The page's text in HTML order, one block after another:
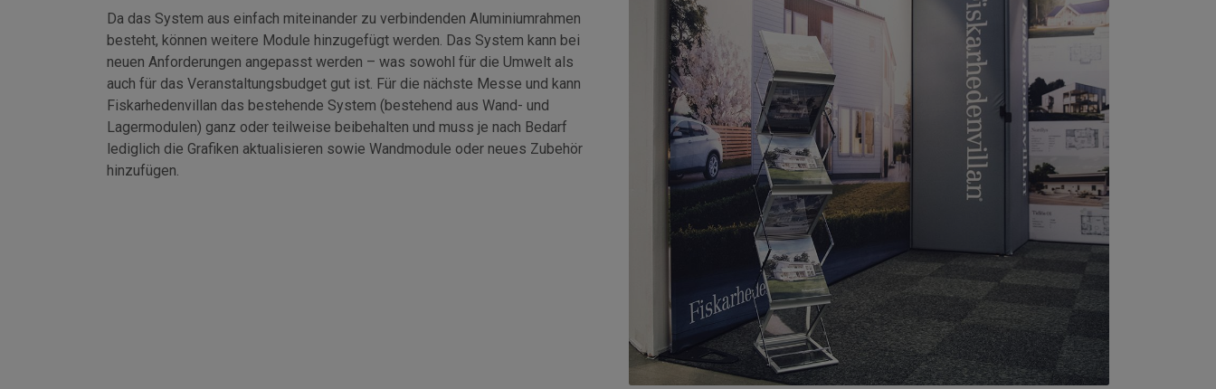
Da das System aus einfach miteinander zu verbindenden Aluminiumrahmen
besteht, können weitere Module hinzugefügt werden. Das System kann bei
neuen Anforderungen angepasst werden – was sowohl für die Umwelt als
auch für das Veranstaltungsbudget gut ist. Für die nächste Messe und kann
Fiskarhedenvillan das bestehende System (bestehend aus Wand- und
Lagermodulen) ganz oder teilweise beibehalten und muss je nach Bedarf
lediglich die Grafiken aktualisieren sowie Wandmodule oder neues Zubehör
hinzufügen.